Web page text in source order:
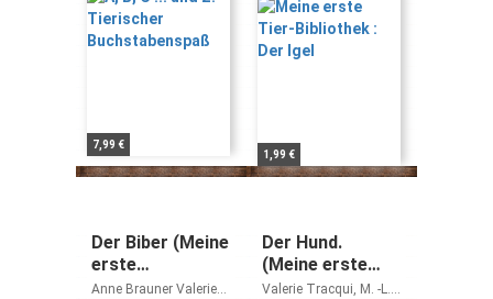
7,99 €
1,99 €
Der Biber (Meine
erste
Tierbibliothek)
Anne Brauner Valerie
Der Hund.
(Meine erste
Tierbibliothek)
Valerie Tracqui, M. -L.